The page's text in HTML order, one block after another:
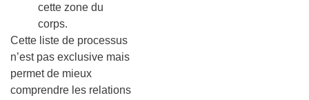
cette zone du
corps.
Cette liste de processus
n’est pas exclusive mais
permet de mieux
comprendre les relations